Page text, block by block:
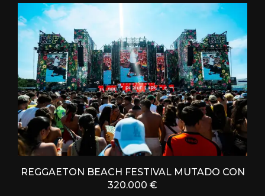
REGGAETON BEACH FESTIVAL MUTADO CON
320.000 €